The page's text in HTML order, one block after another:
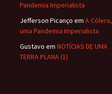
Pandemia Imperialista
Jefferson Picanço em A Cólera,
uma Pandemia Imperialista
Gustavo em NOTÍCIAS DE UMA
TERRA PLANA (1)